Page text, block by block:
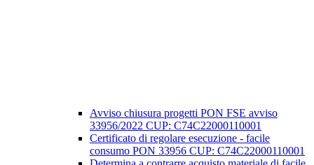
Avviso chiusura progetti PON FSE avviso
33956/2022 CUP: C74C22000110001
Certificato di regolare esecuzione - facile
consumo PON 33956 CUP: C74C22000110001